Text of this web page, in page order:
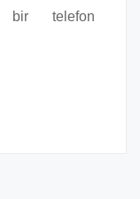
bir telefon